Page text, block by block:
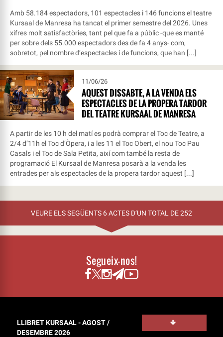
Amb 58.184 espectadors, 101 espectacles i 146 funcions el teatre
Kursaal de Manresa ha tancat el primer semestre del 2026. Unes
xifres molt satisfactòries, tant pel que fa a públic -que es manté
per sobre dels 55.000 espectadors des de fa 4 anys- com,
sobretot, pel nombre d’espectacles i de funcions, que han [...]
11/06/26
AQUEST DISSABTE, A LA VENDA ELS
ESPECTACLES DE LA PROPERA TARDOR
DEL TEATRE KURSAAL DE MANRESA
A partir de les 10 h del matí es podrà comprar el Toc de Teatre, a
2/4 d’11h el Toc d’Òpera, i a les 11 el Toc Obert, el nou Toc Pau
Casals i el Toc de Sala Petita, així com també la resta de
programació El Kursaal de Manresa posarà a la venda les
entrades per als espectacles de la propera tardor aquest [...]
VEURE ELS SEGÜENTS 6 ACTES D’UN TOTAL DE 252
Segueix-nos!
LLIBRET KURSAAL - AGOST /
DESEMBRE 2026